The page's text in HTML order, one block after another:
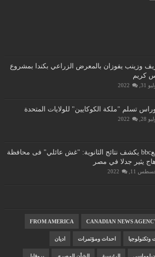
وزينب يفوزان بالمعرض الزراعي بكندا بمشروع
كريم
31, 2022
تسلم "ملكة الكوكايين" للولايات المتحدة
28, 2022
موقعbbc يكشف نتائج الثانوية: "غش عائلي" فى محافظة
يثير جدلا في مصر
11, 2022
CANADIAN NEWS
FROM AMERICA
وتكنولوجيا احداث ومؤتمرات اديان